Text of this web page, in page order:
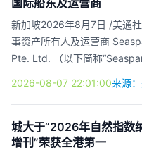
险评估、托管检测与事件响应
政治情报，以及诚信与声誉
购建立在双方长期合作的基
AXA XL 进一步拓展风险预防
并继续...
新加坡2026年8月7日 /美通
事资产所有人及运营商
Pte. Ltd. （以下简称
的熊猫债券。 本期 3 年期定
2026 年 7 月 15 日完成发行
2.50%。本次发行获得中国境
跃认购，簿记认购倍数达 2.3
2026-08-07 22:01:00来源
城大于“2026年自然指数
增刊”荣获全港第一